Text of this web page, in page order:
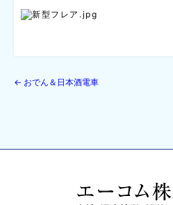
← おでん＆日本酒電車